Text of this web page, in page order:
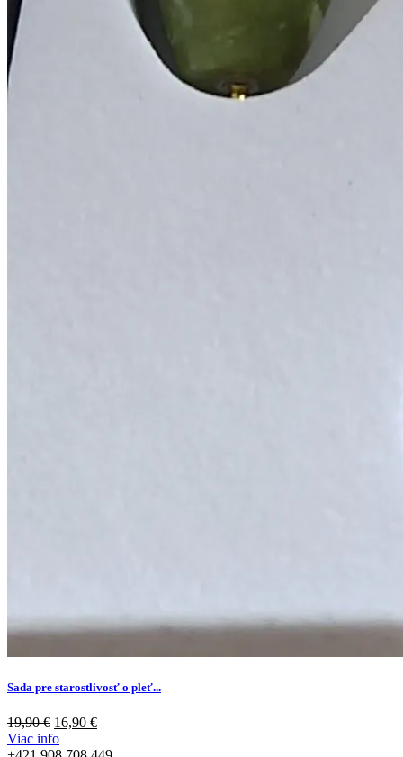
Sada pre starostlivosť o pleť...
19,90€ Pôvodná
cena
16,90 €Aktuálna
Viac info